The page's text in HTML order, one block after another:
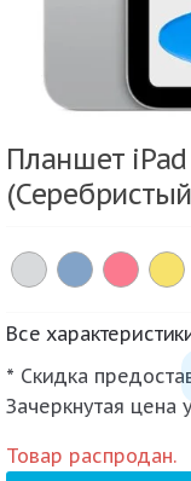
Планшет
Все
* Скидка
Зачеркнутая цена
Товар распродан.